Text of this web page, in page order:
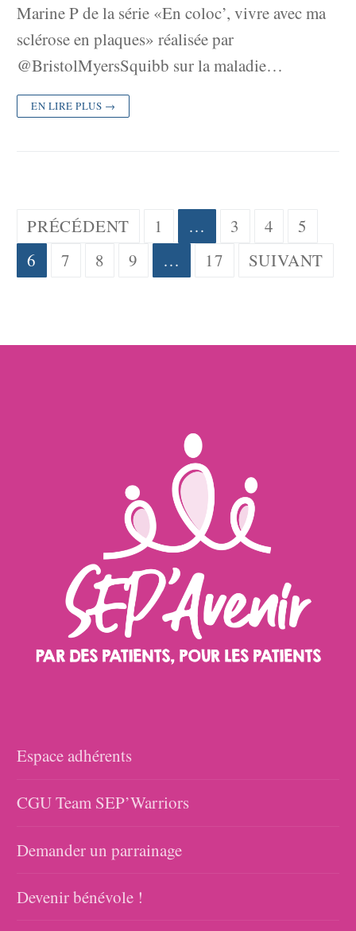
Marine P de la série «En coloc’, vivre avec ma
sclérose en plaques» réalisée par
@BristolMyersSquibb sur la maladie…
EN LIRE PLUS →
Pagination
des
PRÉCÉDENT 1 … 3 4
5
6
7 8 9 … 17 SUIVANT
Espace adhérents
CGU Team SEP’Warriors
Demander un parrainage
Devenir bénévole !